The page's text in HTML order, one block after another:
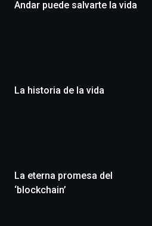
novena
un
monólogos,
exposiciones,
Andar puede salvarte la vida
La historia de la vida
La eterna promesa del
‘blockchain’